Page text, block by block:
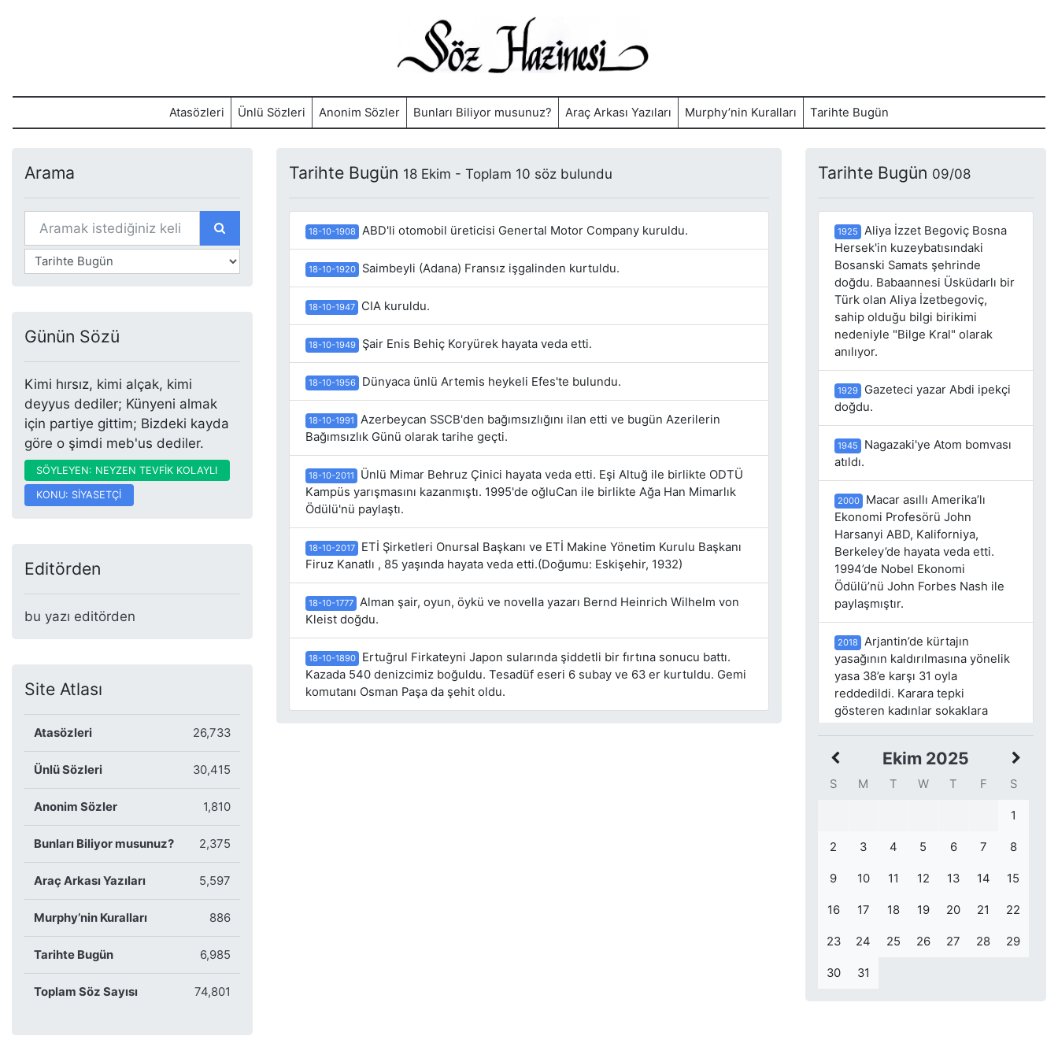
Atasözleri Ünlü Sözleri Anonim Sözler Bunları Biliyor musunuz? Araç Arkası Yazıları Murphy’nin Kuralları Tarihte Bugün
Arama
Günün Sözü
Kimi hırsız, kimi alçak, kimi
deyyus dediler; Künyeni almak
için partiye gittim; Bizdeki kayda
göre o şimdi meb'us dediler.
SÖYLEYEN: NEYZEN TEVFİK KOLAYLI
KONU: SİYASETÇİ
Editörden
bu yazı editörden
Site Atlası
Atasözleri 26,733
Ünlü Sözleri 30,415
Anonim Sözler 1,810
Bunları Biliyor musunuz? 2,375
Araç Arkası Yazıları 5,597
Murphy’nin Kuralları 886
Tarihte Bugün 6,985
Toplam Söz Sayısı 74,801
Tarihte Bugün 18 Ekim - Toplam 10 söz bulundu
18-10-1908 ABD'li otomobil üreticisi Genertal Motor Company kuruldu.
18-10-1920 Saimbeyli (Adana) Fransız işgalinden kurtuldu.
18-10-1947 CIA kuruldu.
18-10-1949 Şair Enis Behiç Koryürek hayata veda etti.
18-10-1956 Dünyaca ünlü Artemis heykeli Efes'te bulundu.
18-10-1991
Azerbeycan SSCB'den bağımsızlığını ilan etti ve bugün Azerilerin
Bağımsızlık Günü olarak tarihe geçti.
18-10-2011
Ünlü Mimar Behruz Çinici hayata veda etti. Eşi Altuğ ile birlikte ODTÜ
Kampüs yarışmasını kazanmıştı. 1995'de oğluCan ile birlikte Ağa Han Mimarlık
Ödülü'nü paylaştı.
18-10-2017
ETİ Şirketleri Onursal Başkanı ve ETİ Makine Yönetim Kurulu Başkanı
Firuz Kanatlı , 85 yaşında hayata veda etti.(Doğumu: Eskişehir, 1932)
18-10-1777 Alman şair, oyun, öykü ve novella yazarı Bernd Heinrich Wilhelm von
Kleist doğdu.
18-10-1890
Ertuğrul Firkateyni Japon sularında şiddetli bir fırtına sonucu battı.
Kazada 540 denizcimiz boğuldu. Tesadüf eseri 6 subay ve 63 er kurtuldu. Gemi
komutanı Osman Paşa da şehit oldu.
Tarihte Bugün 09/08
1925
Aliya İzzet Begoviç Bosna
Hersek'in kuzeybatısındaki
Bosanski Samats şehrinde
doğdu. Babaannesi Üsküdarlı bir
Türk olan Aliya İzetbegoviç,
sahip olduğu bilgi birikimi
nedeniyle "Bilge Kral" olarak
anılıyor.
1929
Gazeteci yazar Abdi ipekçi
doğdu.
1945
Nagazaki'ye Atom bomvası
atıldı.
2000
Macar asıllı Amerika’lı
Ekonomi Profesörü John
Harsanyi ABD, Kaliforniya,
Berkeley’de hayata veda etti.
1994’de Nobel Ekonomi
Ödülü’nü John Forbes Nash ile
paylaşmıştır.
2018
Arjantin’de kürtajın
yasağının kaldırılmasına yönelik
yasa 38’e karşı 31 oyla
reddedildi. Karara tepki
gösteren kadınlar sokaklara
2018
Azeri ışıl Türk atlet Ramil
Guliyev Berlin’de yapılan Avrupa
şampiyona rekorunu egale
1915 1. Anafartalar Muharebesi.
Ekim 2025
S M T W T F S
1
2 3 4 5 6 7 8
9 10 11 12 13 14 15
16 17 18 19 20 21 22
23 24 25 26 27 28 29
30 31